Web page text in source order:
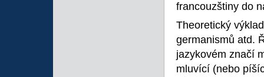
francouzštiny do
Theoretický
germanismů atd.
jazykovém značí
mluvící (nebo